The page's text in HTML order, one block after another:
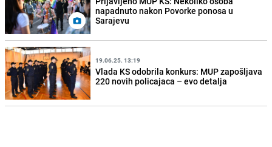
napadnuto nakon Povorke ponosa u
Sarajevu
19.06.25. 13:19
Vlada KS odobrila konkurs: MUP zapošljava
220 novih policajaca – evo detalja